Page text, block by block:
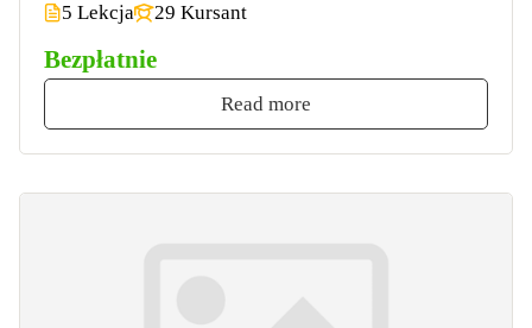
5 Lekcja
29 Kursant
Bezpłatnie
Read more